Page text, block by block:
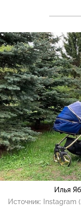
Илья
Источник:
Instagram